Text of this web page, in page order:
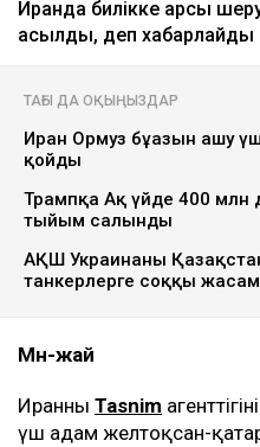
Иранда билікке қарсы
асылды, деп хабарлайды
ТАҒЫ ДА ОҚЫҢЫЗДАР
Иран Ормуз бұғазын ашу
қойды
Трампқа Ақ үйде 400 млн
тыйым салынды
АҚШ Украинаны
танкерлерге соққы
Мән-жай
Иранның Tasnim
үш адам желтоқсан-